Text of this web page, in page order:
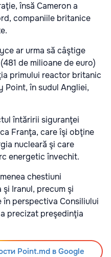
însă Cameron a
companiile britanice
ar urma să câştige
de milioane de euro)
primului reactor britanic
Point, în sudul Angliei,
întăririi siguranţei
Franţa, care îşi obţine
nucleară şi care
energetic învechit.
chestiuni
Iranul, precum şi
perspectiva Consiliului
precizat preşedinţia
Point.md в Google